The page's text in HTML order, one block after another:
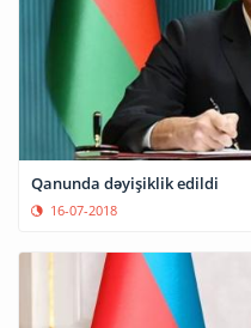
Qanunda dəyişiklik edildi
16-07-2018